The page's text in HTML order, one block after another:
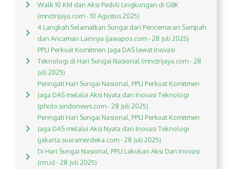
Walk 10 KM dan Aksi Peduli Lingkungan di GBK
(mnctrijaya.com - 10 Agustus 2025)
4 Langkah Selamatkan Sungai dari Pencemaran Sampah
dan Ancaman Lainnya (jawapos.com - 28 Juli 2025)
PPLI Perkuat Komitmen Jaga DAS lewat Inovasi
Teknologi di Hari Sungai Nasional (mnctrijaya.com - 28
Juli 2025)
Peringati Hari Sungai Nasional, PPLI Perkuat Komitmen
Jaga DAS melalui Aksi Nyata dan Inovasi Teknologi
(photo.sindonews.com - 28 Juli 2025)
Peringati Hari Sungai Nasional, PPLI Perkuat Komitmen
Jaga DAS melalui Aksi Nyata dan Inovasi Teknologi
(jakarta.suaramerdeka.com - 28 Juli 2025)
Di Hari Sungai Nasional, PPLI Lakukan Aksi Dan Inovasi
(rm.id - 28 Juli 2025)